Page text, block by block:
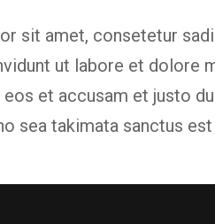
sit amet, consetetur
ut labore et dolore
et accusam et justo
sea takimata sanctus